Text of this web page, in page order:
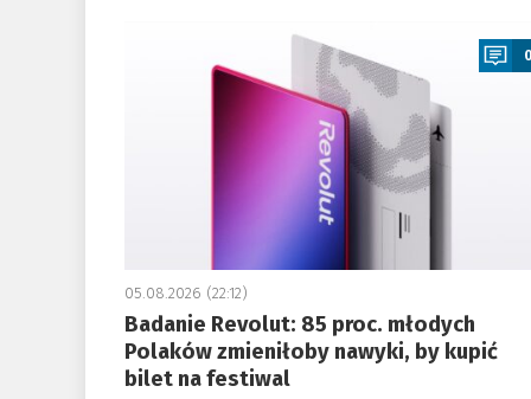
0
05.08.2026 (22:12)
Badanie Revolut: 85 proc. młodych
Polaków zmieniłoby nawyki, by kupić
bilet na festiwal